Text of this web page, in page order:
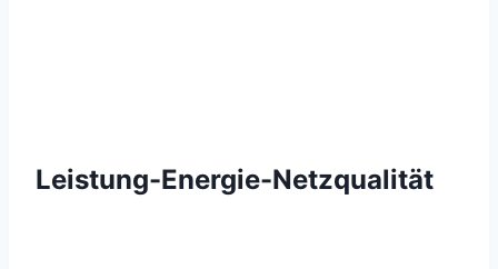
Leistung-Energie-Netzqualität